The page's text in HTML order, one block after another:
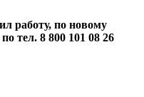
работу, по новому
тел. 8 800 101 08 26